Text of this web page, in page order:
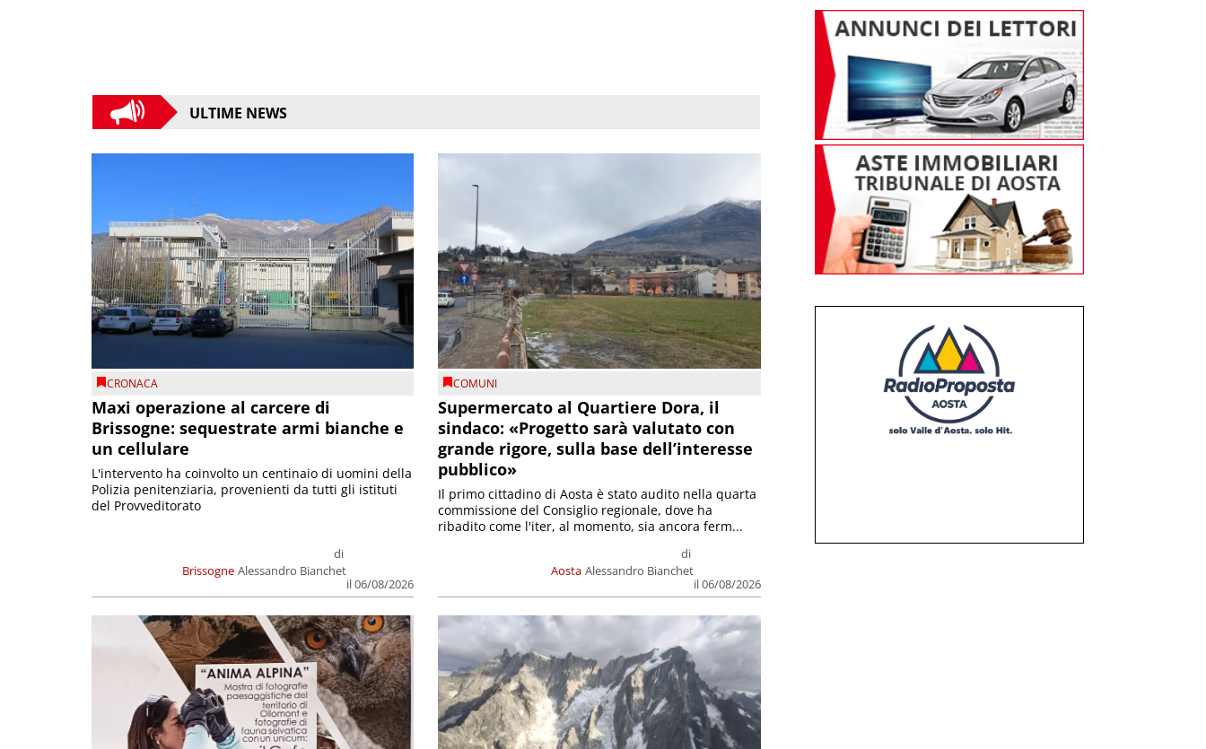
ULTIME NEWS
CRONACA
Maxi operazione al carcere di
Brissogne: sequestrate armi bianche e
un cellulare
Brissogne
di
Alessandro Bianchet
il 06/08/2026
L'intervento ha coinvolto un centinaio di uomini della
Polizia penitenziaria, provenienti da tutti gli istituti
del Provveditorato
COMUNI
Supermercato al Quartiere Dora, il
sindaco: «Progetto sarà valutato con
grande rigore, sulla base dell’interesse
pubblico»
Aosta
di
Alessandro Bianchet
il 06/08/2026
Il primo cittadino di Aosta è stato audito nella quarta
commissione del Consiglio regionale, dove ha
ribadito come l'iter, al momento, sia ancora ferm...